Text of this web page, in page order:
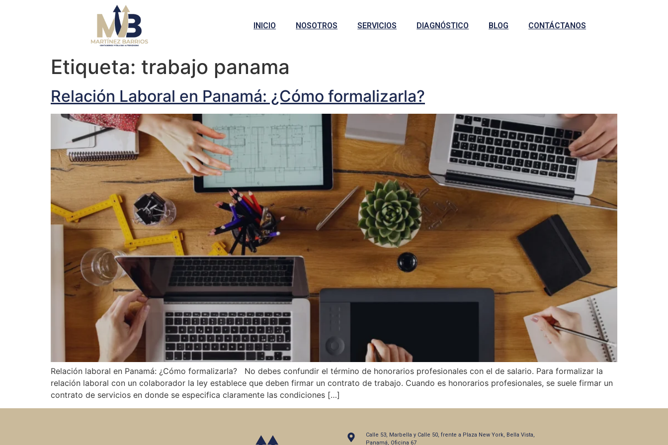
INICIO NOSOTROS SERVICIOS DIAGNÓSTICO BLOG CONTÁCTANOS
Etiqueta: trabajo panama
Relación Laboral en Panamá: ¿Cómo formalizarla?
Relación laboral en Panamá: ¿Cómo formalizarla? No debes confundir el término de honorarios profesionales con el de salario. Para formalizar la
relación laboral con un colaborador la ley establece que deben firmar un contrato de trabajo. Cuando es honorarios profesionales, se suele firmar un
contrato de servicios en donde se especifica claramente las condiciones […]
Calle 53, Marbella y Calle 50, frente a Plaza New York, Bella Vista,
Panamá, Oficina 67